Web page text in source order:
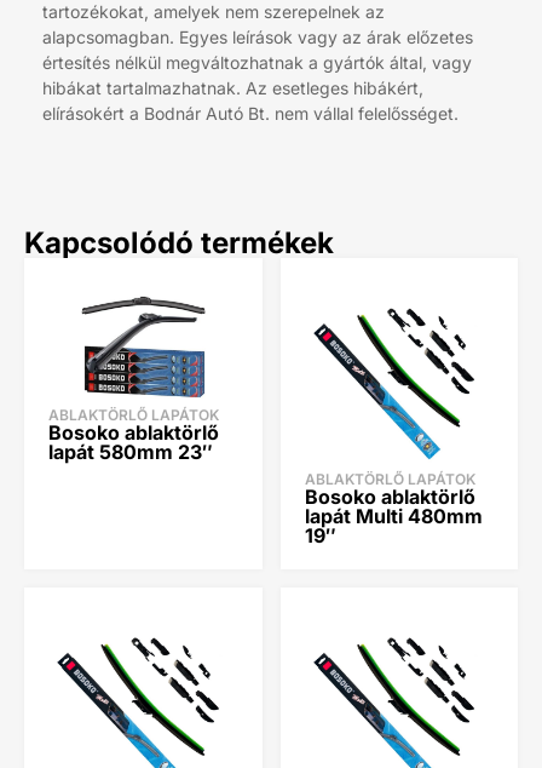
tartozékokat, amelyek nem szerepelnek az
alapcsomagban. Egyes leírások vagy az árak előzetes
értesítés nélkül megváltozhatnak a gyártók által, vagy
hibákat tartalmazhatnak. Az esetleges hibákért,
elírásokért a Bodnár Autó Bt. nem vállal felelősséget.
Kapcsolódó termékek
ABLAKTÖRLŐ LAPÁTOK
Bosoko ablaktörlő
lapát 580mm 23″
ABLAKTÖRLŐ LAPÁTOK
Bosoko ablaktörlő
lapát Multi 480mm
19″